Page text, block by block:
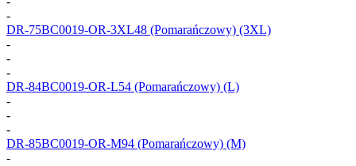
-
DR-75BC0019-OR-3XL48 (Pomarańczowy) (3XL)
-
-
-
DR-84BC0019-OR-L54 (Pomarańczowy) (L)
-
-
-
DR-85BC0019-OR-M94 (Pomarańczowy) (M)
-